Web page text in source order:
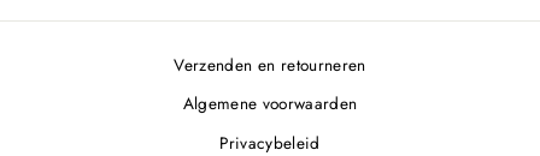
Verzenden en retourneren
Algemene voorwaarden
Privacybeleid